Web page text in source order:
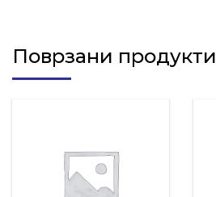
Поврзани продукти